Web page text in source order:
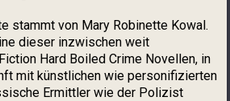
stammt von Mary Robinette Kowal.
dieser inzwischen weit
Hard Boiled Crime Novellen, in
mit künstlichen wie personifizierten
Ermittler wie der Polizist